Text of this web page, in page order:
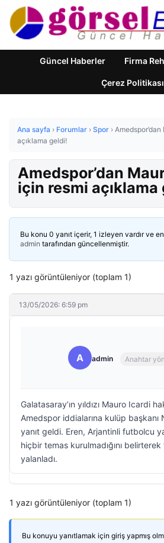
Güncel Haberler Firma
Çerez Politikası
Ana sayfa › Forumlar › Spor ›
açıklama geldi!
Amedspor’dan
için resmi açıklama
Bu konu 0 yanıt içerir, 1 izleyen vardır ve
admin tarafından güncellenmiştir.
1 yazı görüntüleniyor (toplam 1)
13/05/2026: 6:59 pm
A admin Anahtar
Galatasaray’ın yıldızı Mauro Icardi
Amedspor iddialarına kulüp başkanı
yanıt geldi. Eren, Arjantinli futbolcu
hiçbir temas kurulmadığını
yalanladı.
1 yazı görüntüleniyor (toplam 1)
Bu konuyu yanıtlamak için giriş yapmış